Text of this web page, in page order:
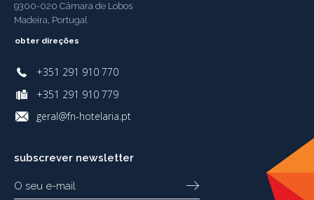
9300-020 Câmara de Lobos
Madeira, Portugal
obter direções
+351 291 910 770
+351 291 910 779
geral@fn-hotelaria.pt
subscrever newsletter